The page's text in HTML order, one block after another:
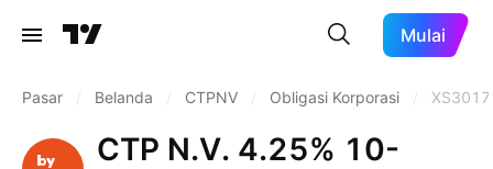
Mulai
Pasar Belanda CTPNV Obligasi Korporasi
CTP N.V. 4.25% 10-